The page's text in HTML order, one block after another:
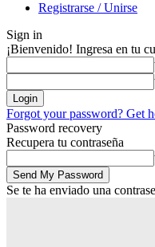
Registrarse / Unirse
Sign in
¡Bienvenido! Ingresa en tu
Forgot your password? Get
Password recovery
Recupera tu contraseña
Se te ha enviado una